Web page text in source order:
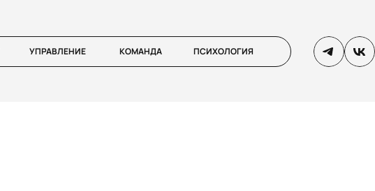
УПРАВЛЕНИЕ КОМАНДА ПСИХОЛОГИЯ